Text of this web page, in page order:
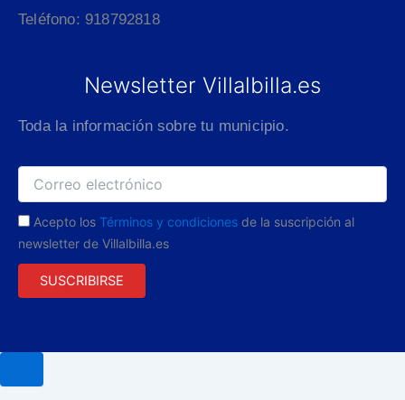
Teléfono: 918792818
Newsletter Villalbilla.es
Toda la información sobre tu municipio.
Acepto los Términos y condiciones de la suscripción al
newsletter de Villalbilla.es
SUSCRIBIRSE